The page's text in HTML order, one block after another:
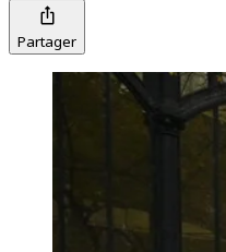
Partager